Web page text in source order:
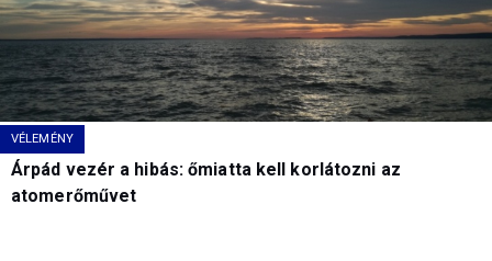
VÉLEMÉNY
Árpád vezér a hibás: őmiatta kell korlátozni az
atomerőművet